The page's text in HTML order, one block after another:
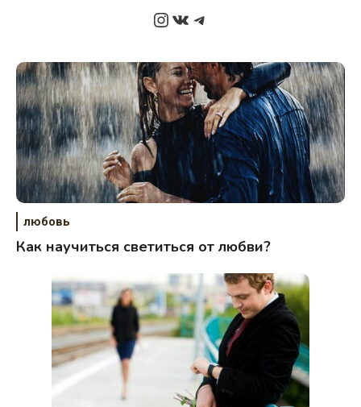
Instagram
ВКонтакте
Telegram
любовь
Как научиться светиться от любви?